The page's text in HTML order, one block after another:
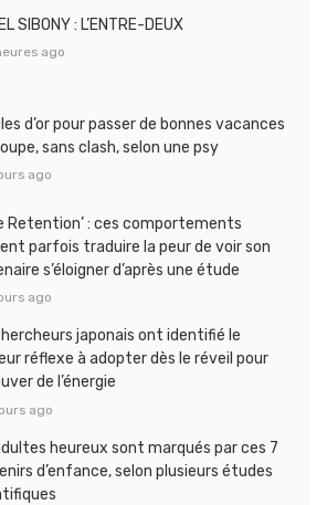
SIBONY : L’ENTRE-DEUX
ago
d’or pour passer de bonnes vacances
sans clash, selon une psy
ago
Retention’ : ces comportements
parfois traduire la peur de voir son
s’éloigner d’après une étude
ago
japonais ont identifié le
réflexe à adopter dès le réveil pour
de l’énergie
ago
heureux sont marqués par ces 7
d’enfance, selon plusieurs études